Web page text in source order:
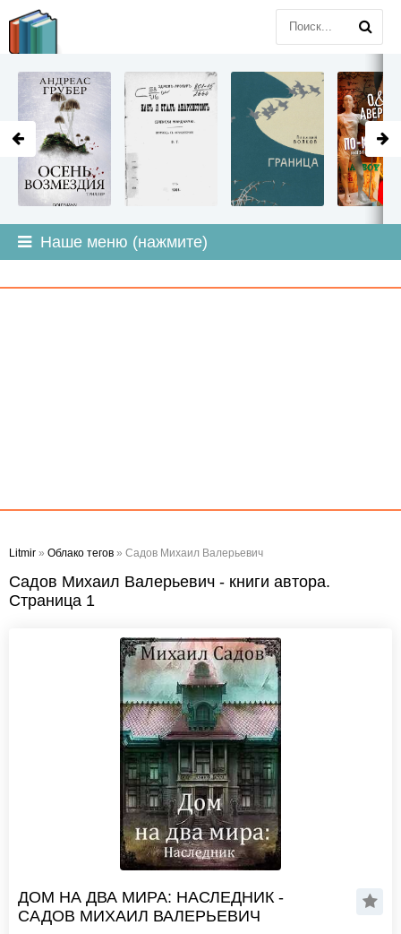
Наше меню (нажмите)
Litmir » Облако тегов » Садов Михаил Валерьевич
Садов Михаил Валерьевич - книги автора.
Страница 1
ДОМ НА ДВА МИРА: НАСЛЕДНИК -
САДОВ МИХАИЛ ВАЛЕРЬЕВИЧ
LITMIR.ORG